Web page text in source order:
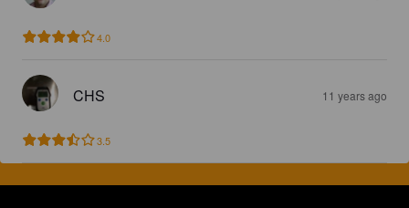
4.0
CHS 11 years ago
3.5